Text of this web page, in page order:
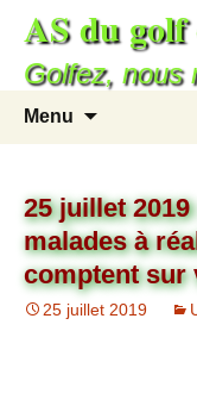
AS du golf
Golfez, nous
Menu
25 juillet
malades à
comptent sur
25 juillet 2019